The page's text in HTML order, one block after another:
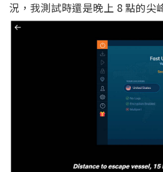
況，我測試時還是晚上 8 點的尖